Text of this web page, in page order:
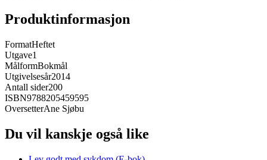
Produktinformasjon
FormatHeftet
Utgave1
MålformBokmål
Utgivelsesår2014
Antall sider200
ISBN9788205459595
OversetterAne Sjøbu
Du vil kanskje også like